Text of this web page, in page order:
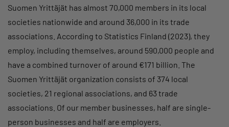
Suomen Yrittäjät has almost 70,000 members in its local
societies nationwide and around 36,000 in its trade
associations. According to Statistics Finland (2023), they
employ, including themselves, around 590,000 people and
have a combined turnover of around €171 billion. The
Suomen Yrittäjät organization consists of 374 local
societies, 21 regional associations, and 63 trade
associations. Of our member businesses, half are single-
person businesses and half are employers.